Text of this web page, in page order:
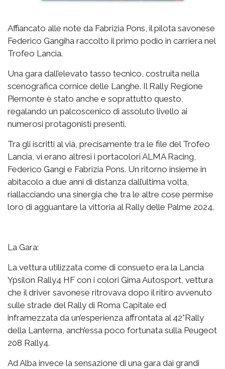
Affiancato alle note da Fabrizia Pons, il pilota savonese
Federico Gangiha raccolto il primo podio in carriera nel
Trofeo Lancia.
Una gara dall’elevato tasso tecnico, costruita nella
scenografica cornice delle Langhe. Il Rally Regione
Piemonte è stato anche e soprattutto questo,
regalando un palcoscenico di assoluto livello ai
numerosi protagonisti presenti.
Tra gli iscritti al via, precisamente tra le file del Trofeo
Lancia, vi erano altresì i portacolori ALMA Racing,
Federico Gangi e Fabrizia Pons. Un ritorno insieme in
abitacolo a due anni di distanza dall’ultima volta,
riallacciando una sinergia che tra le altre cose permise
loro di agguantare la vittoria al Rally delle Palme 2024.
La Gara:
La vettura utilizzata come di consueto era la Lancia
Ypsilon Rally4 HF con i colori Gima Autosport, vettura
che il driver savonese ritrovava dopo il ritiro avvenuto
sulle strade del Rally di Roma Capitale ed
inframezzata da un’esperienza affrontata al 42°Rally
della Lanterna, anch’essa poco fortunata sulla Peugeot
208 Rally4.
Ad Alba invece la sensazione di una gara dai grandi